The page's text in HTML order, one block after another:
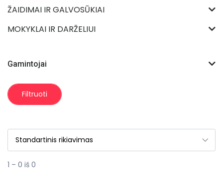
ŽAIDIMAI IR GALVOSŪKIAI
MOKYKLAI IR DARŽELIUI
Gamintojai
Filtruoti
1 – 0 iš 0